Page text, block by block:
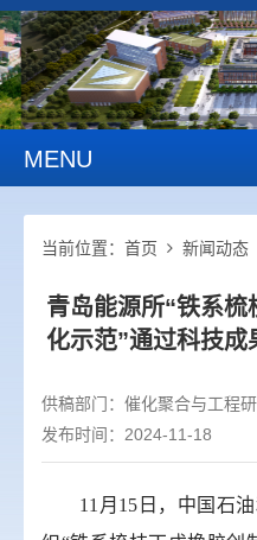
MENU
当前位置： 首页 新闻动态
青岛能源所“铁系
化示范”通过科技成
供稿部门： 催化聚合与工程
发布时间：2024-11-18
11月15日，中国石